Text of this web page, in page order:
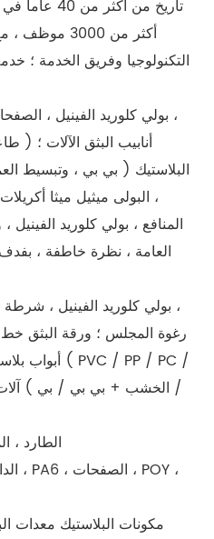
أكثر من 3000 موظف ، مع
التكنولوجيا وفريق الخدمة ؛
PEX ، طاعون المجترات الصغيرة ) أنابيب البثق الآلات ؛
، البولى ميثيل ميثا
المنافع ، بولي كلوريد
العامة ، نظرة خاطفة ،
( 5 ) الطارد